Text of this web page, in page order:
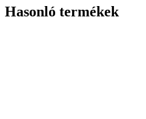
Hasonló termékek